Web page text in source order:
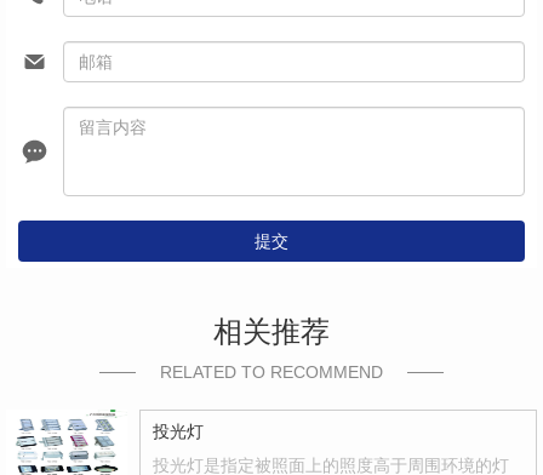
提交
相关推荐
RELATED TO RECOMMEND
投光灯
投光灯是指定被照面上的照度高于周围环境的灯